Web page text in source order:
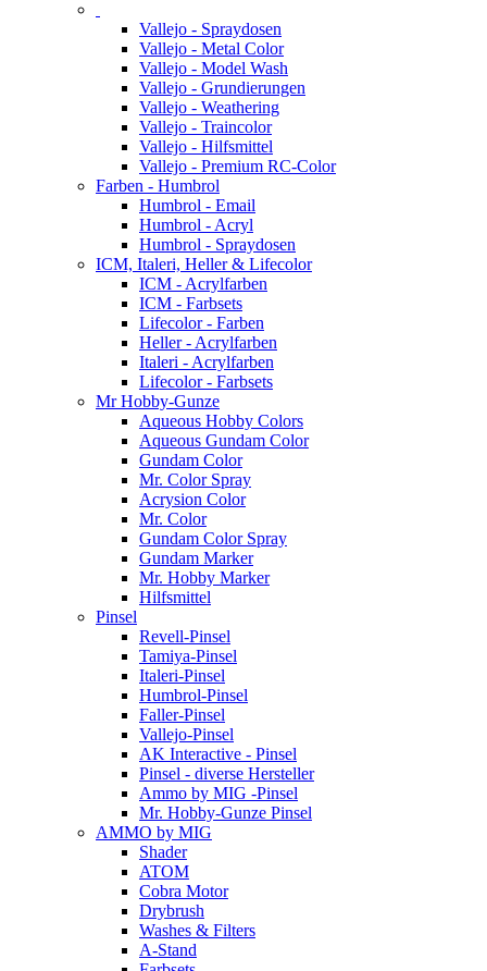
Vallejo - Spraydosen
Vallejo - Metal Color
Vallejo - Model Wash
Vallejo - Grundierungen
Vallejo - Weathering
Vallejo - Traincolor
Vallejo - Hilfsmittel
Vallejo - Premium RC-Color
Farben - Humbrol
Humbrol - Email
Humbrol - Acryl
Humbrol - Spraydosen
ICM, Italeri, Heller & Lifecolor
ICM - Acrylfarben
ICM - Farbsets
Lifecolor - Farben
Heller - Acrylfarben
Italeri - Acrylfarben
Lifecolor - Farbsets
Mr Hobby-Gunze
Aqueous Hobby Colors
Aqueous Gundam Color
Gundam Color
Mr. Color Spray
Acrysion Color
Mr. Color
Gundam Color Spray
Gundam Marker
Mr. Hobby Marker
Hilfsmittel
Pinsel
Revell-Pinsel
Tamiya-Pinsel
Italeri-Pinsel
Humbrol-Pinsel
Faller-Pinsel
Vallejo-Pinsel
AK Interactive - Pinsel
Pinsel - diverse Hersteller
Ammo by MIG -Pinsel
Mr. Hobby-Gunze Pinsel
AMMO by MIG
Shader
ATOM
Cobra Motor
Drybrush
Washes & Filters
A-Stand